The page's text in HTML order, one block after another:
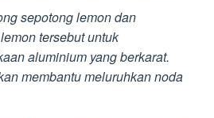
sepotong lemon dan
tersebut untuk
aluminium yang berkarat.
membantu meluruhkan noda